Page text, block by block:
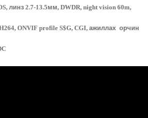
линз 2.7-13.5мм, DWDR, night vision 60m,
ONVIF profile S$G, CGI, ажиллах орчин